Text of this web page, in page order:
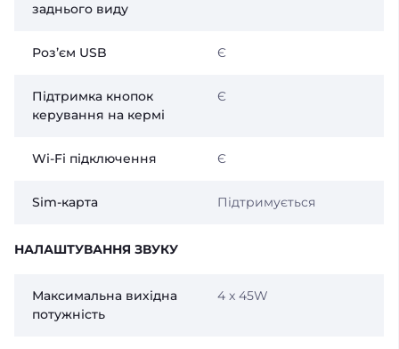
заднього виду
Розʼєм USB Є
Підтримка кнопок
керування на кермі
Є
Wi-Fi підключення Є
Sim-карта Підтримується
НАЛАШТУВАННЯ ЗВУКУ
Максимальна вихідна
потужність
4 x 45W